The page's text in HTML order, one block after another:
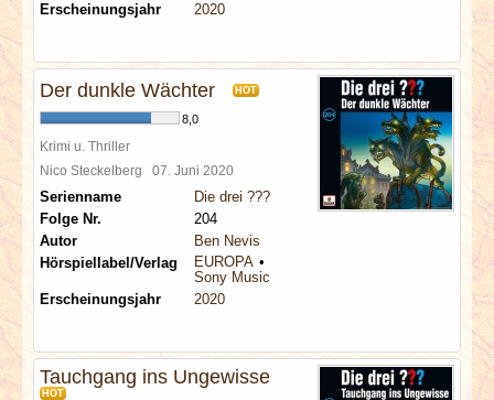
Erscheinungsjahr
2020
Der dunkle Wächter HOT
8,0
Krimi u. Thriller
Nico Steckelberg 07. Juni 2020
Serienname
Die drei ???
Folge Nr.
204
Autor
Ben Nevis
Hörspiellabel/Verlag
EUROPA
Sony Music
Erscheinungsjahr
2020
Tauchgang ins Ungewisse
HOT